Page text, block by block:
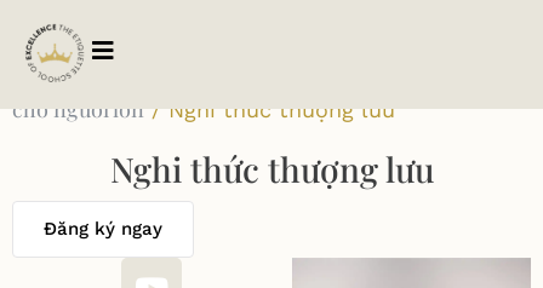
Trang chủ
cho người lớn/ Nghi thức thượng lưu
Nghi thức thượng lưu
Đăng ký ngay